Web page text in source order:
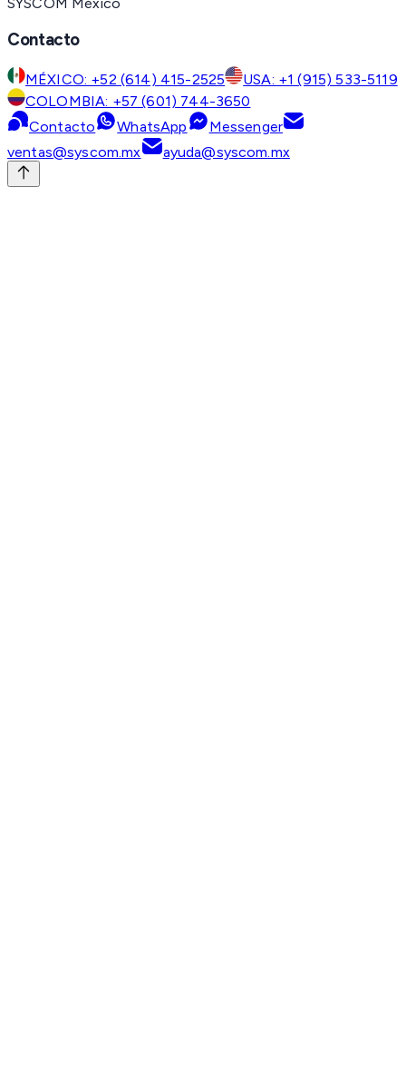
Contacto
MÉXICO: +52 (614) 415-2525
USA: +1 (915) 533-5119
COLOMBIA: +57 (601) 744-3650
Contacto
WhatsApp
Messenger
ventas@syscom.mx
ayuda@syscom.mx